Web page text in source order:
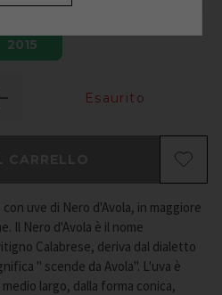
uve di Nero d'Avola, in maggiore
Il Nero d'Avola è il nome
Calabrese, deriva dal dialetto
" scende da Avola". L'uva è
largo, dalla forma conica,
2015
Esaurito